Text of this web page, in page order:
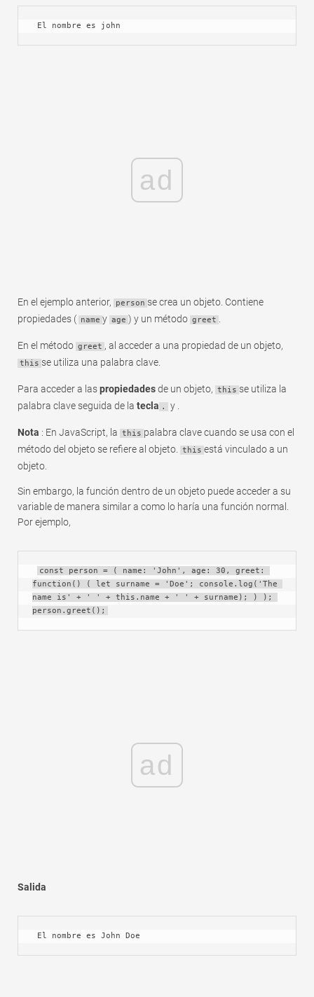
El nombre es john
ad
En el ejemplo anterior, person se crea un objeto. Contiene
propiedades ( name y age ) y un método greet
En el método greet , al acceder a una propiedad de un objeto,
this se utiliza una palabra clave.
Para acceder a laspropiedadesde un objeto, this se utiliza la
palabra clave seguida de la tecla . y .
Nota : En JavaScript, la this palabra clave cuando se usa con el
método del objeto se refiere al objeto.
this está vinculado a un
objeto.
Sin embargo, la función dentro de un objeto puede acceder a su
variable de manera similar a como lo haría una función normal.
Por ejemplo,
const person = ( name: 'John', age: 30, greet:
function() ( let surname = 'Doe'; console.log('The
name is' + ' ' + this.name + ' ' + surname); ) );
person.greet();
ad
Salida
El nombre es John Doe